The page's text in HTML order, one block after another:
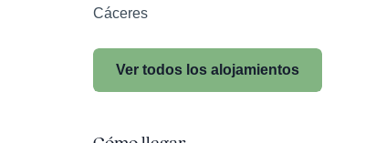
Cáceres
Ver todos los alojamientos